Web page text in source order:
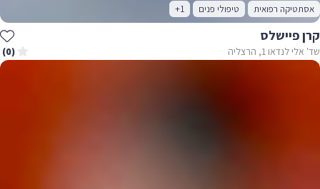
אסתטיקה רפואית טיפולי פנים +1
קרן פיישלס
שד' אלי לנדאו 1, הרצליה (0)